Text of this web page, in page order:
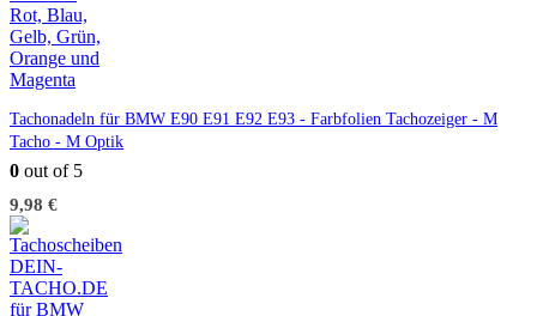
Tachonadeln für BMW E90 E91 E92 E93 - Farbfolien Tachozeiger - M
Tacho - M Optik
0 out of 5
9,98 €